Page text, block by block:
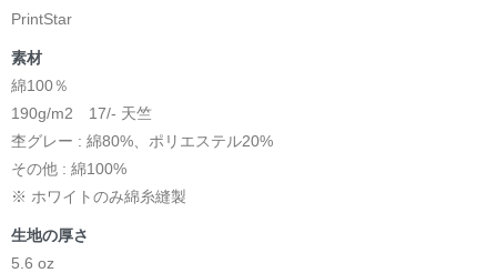
PrintStar
素材
綿100％
190g/m2 17/- 天竺
杢グレー : 綿80%、ポリエステル20%
その他 : 綿100%
※ ホワイトのみ綿糸縫製
生地の厚さ
5.6 oz